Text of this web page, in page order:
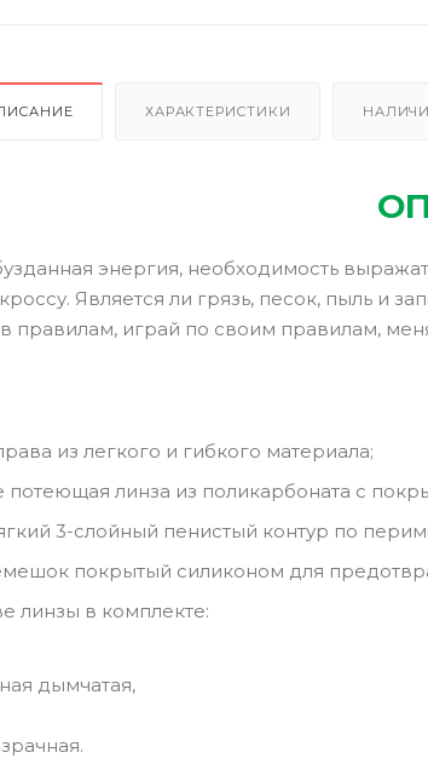
ХАРАКТЕРИСТИКИ
энергия, необходимость
Является ли грязь, песок, пыль и
правилам, играй по своим правилам,
из легкого и гибкого материала;
потеющая линза из поликарбоната с
3-слойный пенистый контур по
покрытый силиконом для
линзы в комплекте:
дымчатая,